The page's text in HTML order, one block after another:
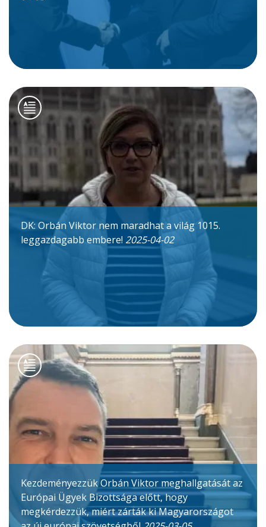
DK: Orbán Viktor nem maradhat a világ 1015.
leggazdagabb embere! 2025-04-02
Kezdeményezzük Orbán Viktor meghallgatását az
Európai Ügyek Bizottsága előtt, hogy
megkérdezzük, miért zárták ki Magyarországot